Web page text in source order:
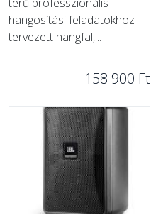
hangosítási feladatokhoz
tervezett hangfal,...
158 900 Ft